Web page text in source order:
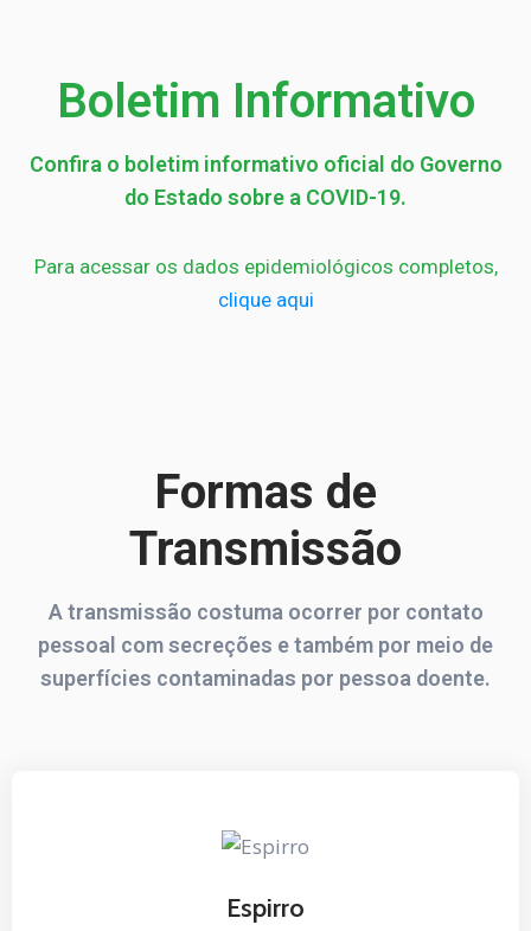
Boletim Informativo
Confira o boletim informativo oficial do Governo
do Estado sobre a COVID-19.
Para acessar os dados epidemiológicos completos,
clique aqui
Formas de
Transmissão
A transmissão costuma ocorrer por contato
pessoal com secreções e também por meio de
superfícies contaminadas por pessoa doente.
Espirro